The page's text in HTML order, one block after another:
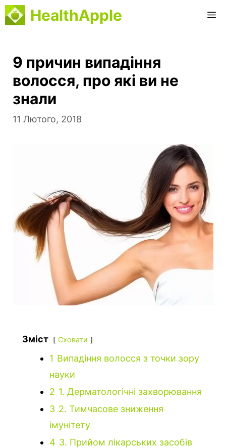
Перейти
до
HealthApple
9 причин випадіння
волосся, про які ви не
знали
11 Лютого, 2018
Зміст Сховати
1 Випадіння волосся з точки зору
науки
2 1. Дерматологічні захворювання
3 2. Тимчасове зниження
імунітету
4 3. Прийом лікарських засобів